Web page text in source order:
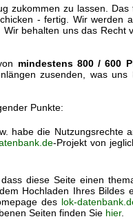
zukommen zu lassen. Das
- fertig. Wir werden
behalten uns das Recht
mindestens 800 / 600
zusenden, was uns
Punkte:
habe die Nutzungsrechte
-Projekt von
diese Seite einen
Hochladen Ihres Bildes
des lok-
Seiten finden Sie hier.